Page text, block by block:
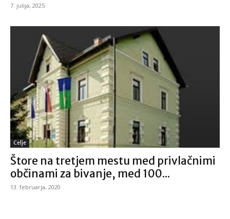
7. julija, 2025
Celje
Štore na tretjem mestu med privlačnimi
občinami za bivanje, med 100...
13. februarja, 2020